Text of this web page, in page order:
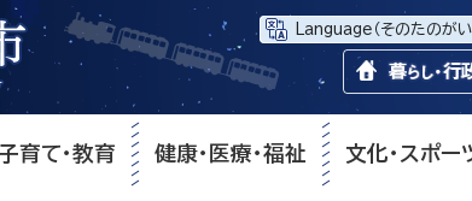
Language （そのたのがい
育て・教育 健康・医療・福祉 文化・スポー